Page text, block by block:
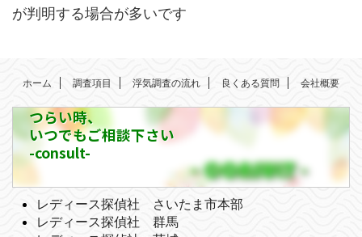
が判明する場合が多いです
ホーム 調査項目 浮気調査の流れ 良くある質問 会社概要
つらい時、
いつでもご相談下さい
-consult-
レディース探偵社 さいたま市本部
レディース探偵社 群馬